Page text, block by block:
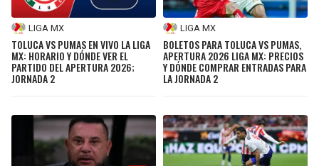
LIGA MX
TOLUCA VS PUMAS EN VIVO LA LIGA
MX: HORARIO Y DÓNDE VER EL
PARTIDO DEL APERTURA 2026;
JORNADA 2
LIGA MX
BOLETOS PARA TOLUCA VS PUMAS,
APERTURA 2026 LIGA MX: PRECIOS
Y DÓNDE COMPRAR ENTRADAS PARA
LA JORNADA 2